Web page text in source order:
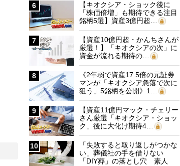
6
【キオクシア・ショック後に
「株価倍増」も期待できる注目
銘柄5選】資産3億円超…
7
【資産10億円超・かんちさんが
厳選！】「キオクシアの次」に
資金が流れる期待の…
8
《2年弱で資産17.5倍の元証券
マンが「キオクシア急落で次に
狙う」5銘柄を公開》1…
9
【資産11億円マック・チェリー
さん厳選「キオクシア・ショッ
ク」後に大化け期待4…
10
「失敗すると取り返しがつかな
い」葬儀社の手を借りない
「DIY葬」の落とし穴 素人